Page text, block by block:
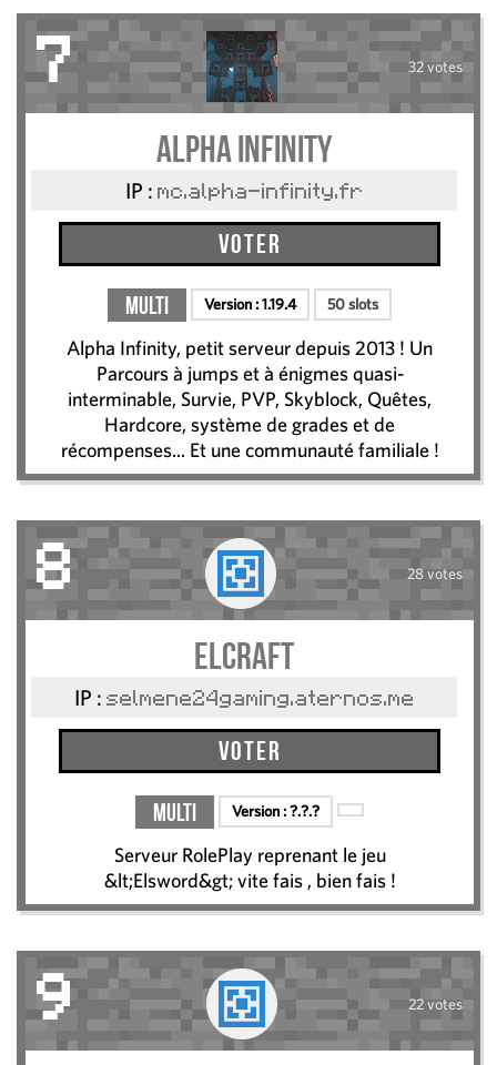
7 32 votes
Alpha Infinity
IP : mc.alpha-infinity.fr
Voter
Multi Version :1.19.4 50 slots
Alpha Infinity, petit serveur depuis 2013 ! Un
Parcours à jumps et à énigmes quasi-
interminable, Survie, PVP, Skyblock, Quêtes,
Hardcore, système de grades et de
récompenses... Et une communauté familiale !
8 28 votes
ElCraft
IP : selmene24gaming.aternos.me
Voter
Multi Version :?.?.?
Serveur RolePlay reprenant le jeu
&lt;Elsword&gt; vite fais , bien fais !
9 22 votes